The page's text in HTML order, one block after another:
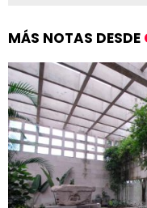
MÁS NOTAS DESDE